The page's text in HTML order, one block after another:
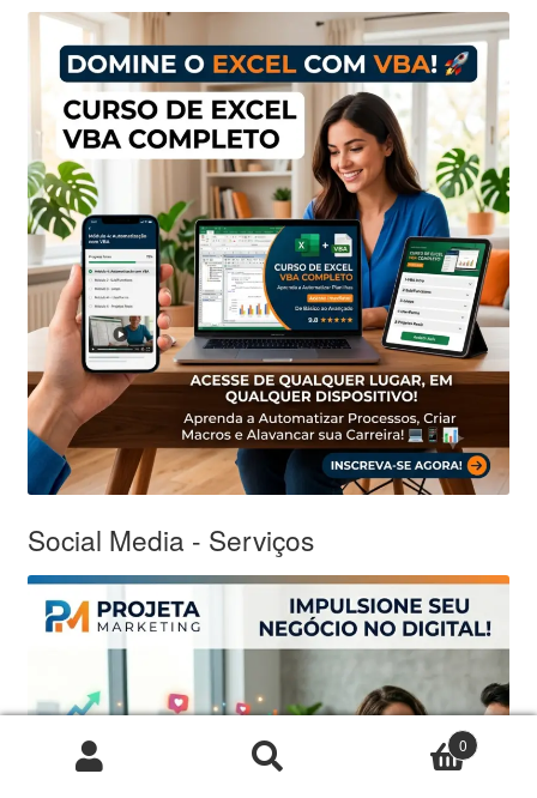
Social Media - Serviços
Pesquisar
Pesquisar
0